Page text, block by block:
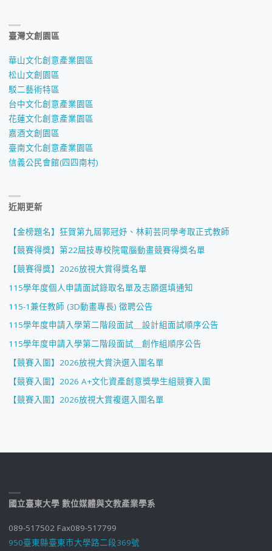
臺灣文創園區
華山文化創意產業園區
松山文創園區
駁二藝術特區
台中文化創意產業園區
花蓮文化創意產業園區
嘉酒文創園區
臺南文化創意產業園區
信義公民會館(四四南村)
近期更新
【金榜題名】狂賀第九屆郭冠妤、林莉芸同學考取正式教師
【競賽得獎】第22屆技專校院電腦動畫競賽得獎名單
【競賽得獎】2026放視大賞得獎名單
115學年度個人申請面試錄取名單及志願選填通知
115-1兼任教師 (3D動畫專長) 徵聘公告
115學年度申請入學第二階段面試＿設計組面試順序公告
115學年度申請入學第二階段面試＿創作組順序公告
【競賽入圍】2026放視大賞決選入圍名單
【競賽入圍】2026 A+文化資產創意獎學生組競賽入圍
【競賽入圍】2026放視大賞複選入圍名單
國立臺東大學 數位媒體與文教產業學系
089-517502 Fax089-517799
950臺東縣臺東市大學路二段369號